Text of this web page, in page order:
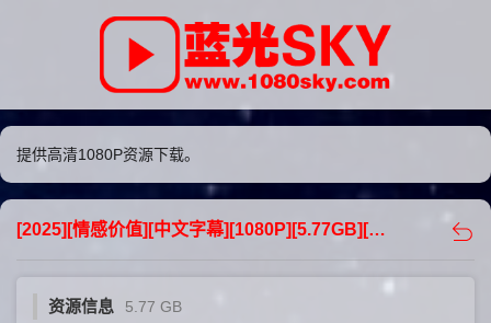
提供高清1080P资源下载。
[2025][情感价值][中文字幕][1080P][5.77GB][下载] - 蓝光sky
资源信息 5.77 GB